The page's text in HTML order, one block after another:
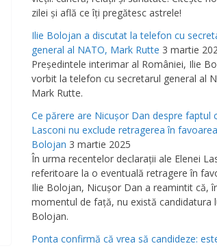
zilei şi află ce îţi pregătesc astrele!
Ilie Bolojan a discutat la telefon cu
general al NATO, Mark Rutte 3 martie
Preşedintele interimar al României, Ilie
vorbit la telefon cu secretarul general al
Mark Rutte.
Ce părere are Nicuşor Dan despre faptul
Lasconi nu exclude retragerea în
Bolojan 3 martie 2025
În urma recentelor declaraţii ale Elenei
referitoare la o eventuală retragere în
Ilie Bolojan, Nicuşor Dan a reamintit că,
momentul de faţă, nu există candidatura
Bolojan.
Ponta confirmă că vrea să candideze: